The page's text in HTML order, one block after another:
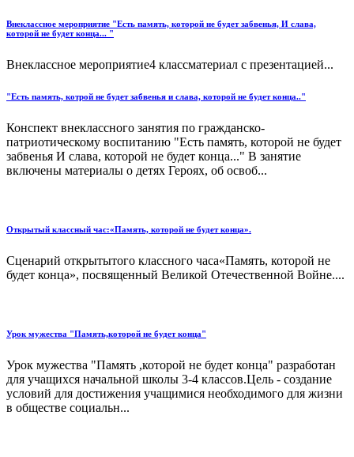
Внеклассное мероприятие "Есть память, которой не будет забвенья, И слава,
которой не будет конца... "
Внеклассное мероприятие4 классматериал с презентацией...
"Есть память, котрой не будет забвенья и слава, которой не будет конца.."
Конспект внеклассного занятия по гражданско-
патриотическому воспитанию "Есть память, которой не будет
забвенья И слава, которой не будет конца..." В занятие
включены материалы о детях Героях, об освоб...
Открытый классный час:«Память, которой не будет конца».
Сценарий открытытого классного часа«Память, которой не
будет конца», посвященный Великой Отечественной Войне....
Урок мужества "Память,которой не будет конца"
Урок мужества "Память ,которой не будет конца" разработан
для учащихся начальной школы 3-4 классов.Цель - создание
условий для достижения учащимися необходимого для жизни
в обществе социальн...